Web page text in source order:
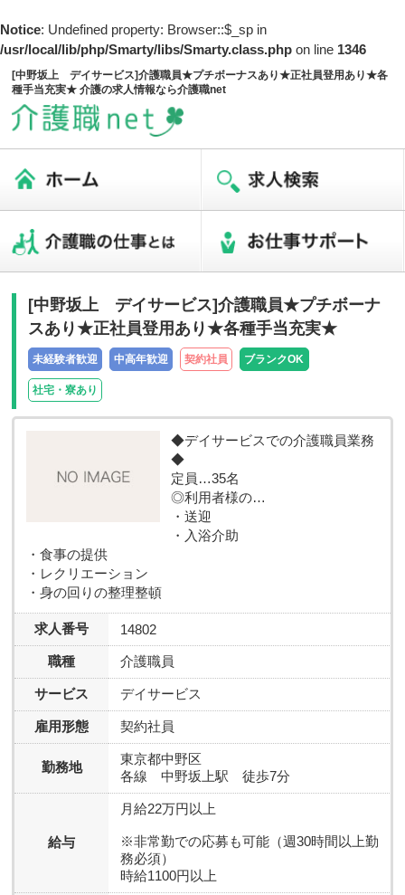
Notice: Undefined property: Browser::$_sp in
/usr/local/lib/php/Smarty/libs/Smarty.class.php on line 1346
[中野坂上 デイサービス]介護職員★プチボーナスあり★正社員登用あり★各
種手当充実★ 介護の求人情報なら介護職net
[中野坂上 デイサービス]介護職員★プチボーナ
スあり★正社員登用あり★各種手当充実★
未経験者歓迎 中高年歓迎 契約社員 ブランクOK
社宅・寮あり
◆デイサービスでの介護職員業務
◆
定員…35名
◎利用者様の…
・送迎
・入浴介助
・食事の提供
・レクリエーション
・身の回りの整理整頓
求人番号 14802
職種 介護職員
サービス デイサービス
雇用形態 契約社員
勤務地
東京都中野区
各線 中野坂上駅 徒歩7分
給与
月給22万円以上
※非常勤での応募も可能（週30時間以上勤
務必須）
時給1100円以上